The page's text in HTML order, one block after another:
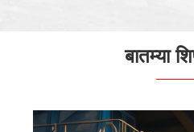
बातम्या